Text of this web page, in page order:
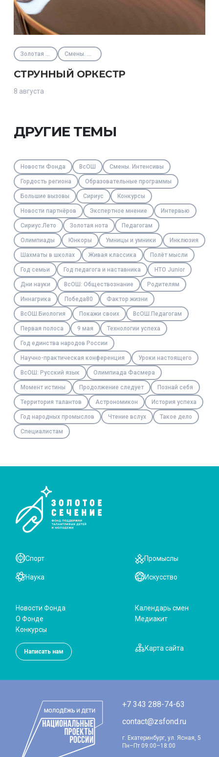
Золотая нота Смены. Интенсивы
СТРУННЫЙ ОРКЕСТР
8 августа
ДРУГИЕ ТЕМЫ
Новости Фонда ВсОШ Смены. Интенсивы
Гордость региона Образовательные программы
Большие вызовы Сириус Конкурсы
Новости партнёров Экспертное мнение Интервью
Сириус.Лето Золотая нота Педагогам
Олимпиады Юнкоры Умницы и умники Инклюзия
Шахматы в школах Живая классика Полёт мысли
Год семьи Год педагога и наставника НТО Junior
Дни науки ВсОШ: Обществознание Родителям
Иннагрика Победа80 Фактор жизни
ВсОШ.Биология Покажи своих ВсОШ.Педагогам
Первая полоса 9 мая Технологии успеха
Год единства народов России
Научно-практическая конференция Уроки настоящего
ВсОШ: Русский язык Олимпиада Фасмера
Момент истины Продолжение следует Познай себя
Территория талантов Астрономикон История успеха
Год народных промыслов Чтение вслух Такое дело
Специалистам
Наука
Спорт
Искусство
Промыслы
Карта сайта
Написать нам
Новости Фонда
О Фонде
Конкурсы
Календарь смен
Медиакит
+7 343 288-74-63
contact@zsfond.ru
г. Екатеринбург, ул. Ясная, 5
Пн–Пт 09:00–18:00